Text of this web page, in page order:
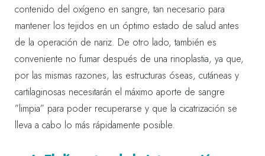
contenido del oxígeno en sangre, tan necesario para
mantener los tejidos en un óptimo estado de salud antes
de la operación de nariz. De otro lado, también es
conveniente no fumar después de una rinoplastia, ya que,
por las mismas razones, las estructuras óseas, cutáneas y
cartilaginosas necesitarán el máximo aporte de sangre
”limpia” para poder recuperarse y que la cicatrización se
lleva a cabo lo más rápidamente posible.